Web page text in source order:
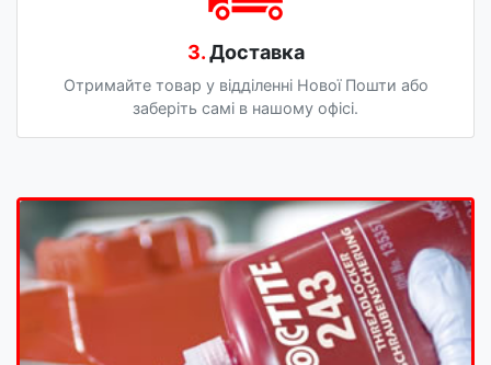
3.Доставка
Отримайте товар у відділенні Нової Пошти або
заберіть самі в нашому офісі.